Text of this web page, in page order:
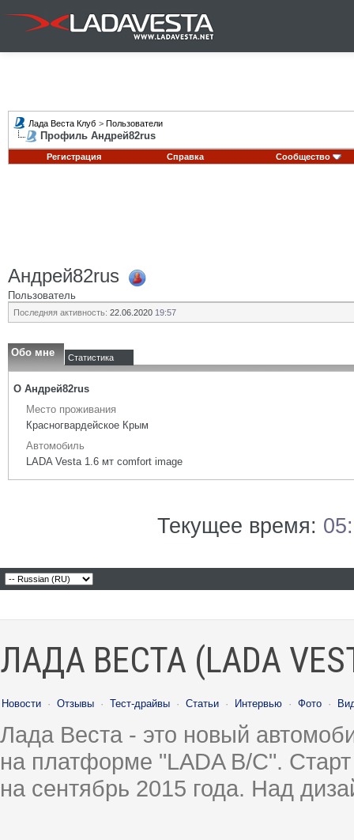
Лада Веста Клуб > Пользователи
Профиль Андрей82rus
Регистрация Справка Сообщество
Андрей82rus
Пользователь
Последняя активность: 22.06.2020 19:57
Обо мне Статистика
О Андрей82rus
Место проживания
Красногвардейское Крым
Автомобиль
LADA Vesta 1.6 мт comfort image
Текущее время:
ЛАДА ВЕСТА (LADA
Новости · Отзывы · Тест-драйвы · Статьи · Интервью · Фото ·
Лада Веста - это новый
на платформе "LADA B/C".
на сентябрь 2015 года. Над